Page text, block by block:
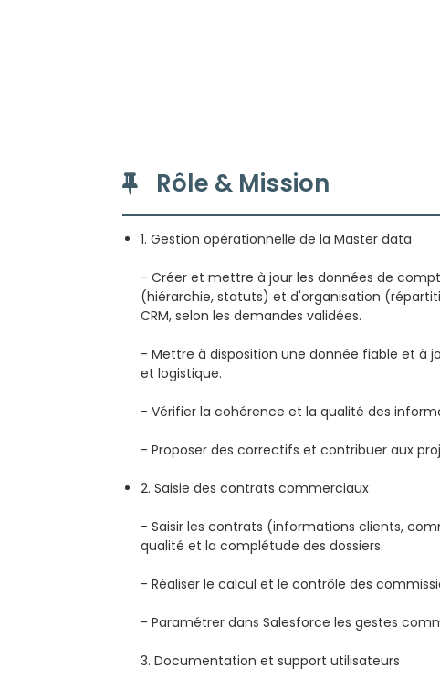
Rôle & Mission
1. Gestion opérationnelle de la Master data
- Créer et mettre à jour les données de
(hiérarchie, statuts) et d'organisation
CRM, selon les demandes validées.
- Mettre à disposition une donnée fiable et à
et logistique.
- Vérifier la cohérence et la qualité des
- Proposer des correctifs et contribuer aux
2. Saisie des contrats commerciaux
- Saisir les contrats (informations clients,
qualité et la complétude des dossiers.
- Réaliser le calcul et le contrôle des
- Paramétrer dans Salesforce les gestes
3. Documentation et support utilisateurs